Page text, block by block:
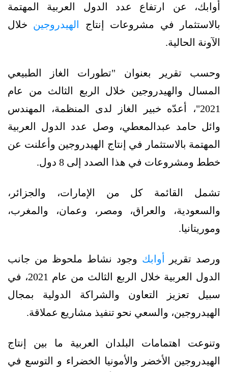
أوابك، عن ارتفاع عدد الدول العربية المهتمة
بالاستثمار في مشروعات إنتاج
الهيدروجين خلال
الآونة الحالية.
وحسب تقرير بعنوان "تطورات الغاز الطبيعي
المسال والهيدروجين خلال الربع الثالث من عام
2021"، أعدّه خبير الغاز لدى المنظمة، المهندس
وائل حامد عبدالمعطي، وصل عدد الدول العربية
المهتمة بالاستثمار في إنتاج الهيدروجين وأعلنت عن
خطط ومشروعات في هذا الصدد إلى 8 دول.
تشمل القائمة كل من الإمارات، والجزائر،
والسعودية، والعراق، ومصر، وعمان، والمغرب،
وموريتانيا.
ورصد تقرير أوابك وجود نشاط ملحوظ من جانب
الدول العربية خلال الربع الثالث من عام 2021، في
سبيل تعزيز التعاون والشراكة الدولية بمجال
الهيدروجين، والسعي نحو تنفيذ مشاريع عملاقة.
وتنوعت اهتمامات البلدان العربية ما بين إنتاج
الهيدروجين الأخضر والأمونيا الخضراء و التوسع في